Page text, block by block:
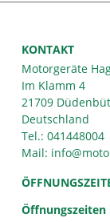
KONTAKT
Motorgeräte
Im Klamm 4
21709
Deutschland
Tel.: 041448004
Mail:
Öffnungszeiten